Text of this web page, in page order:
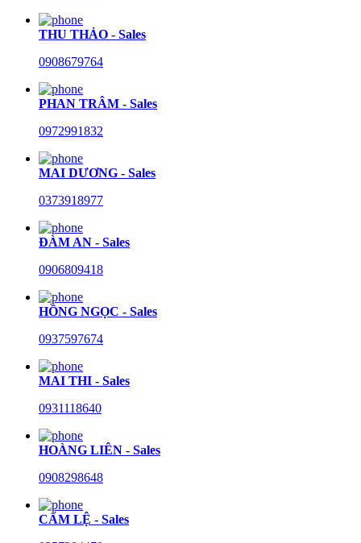
THU THẢO - Sales
0908679764
PHAN TRÂM - Sales
0972991832
MAI DƯƠNG - Sales
0373918977
ĐÀM AN - Sales
0906809418
HỒNG NGỌC - Sales
0937597674
MAI THI - Sales
0931118640
HOÀNG LIÊN - Sales
0908298648
CẨM LỆ - Sales